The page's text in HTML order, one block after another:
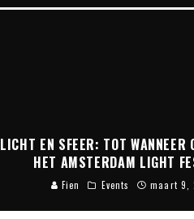
LICHT EN SFEER: TOT WANNEER
HET AMSTERDAM LIGHT
Fien Events maart 9,